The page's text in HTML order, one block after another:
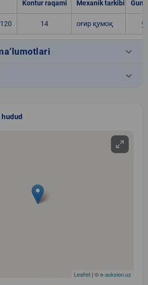
Kontur raqami Mexanik tarkibi
14 оғир қумоқ
keyboard_arrow_down
keyboard_arrow_down
Leaflet | ©e-auksion.uz